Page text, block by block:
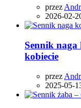
przez
2026-02-
Sennik naga
kobiecie
przez
2025-05-